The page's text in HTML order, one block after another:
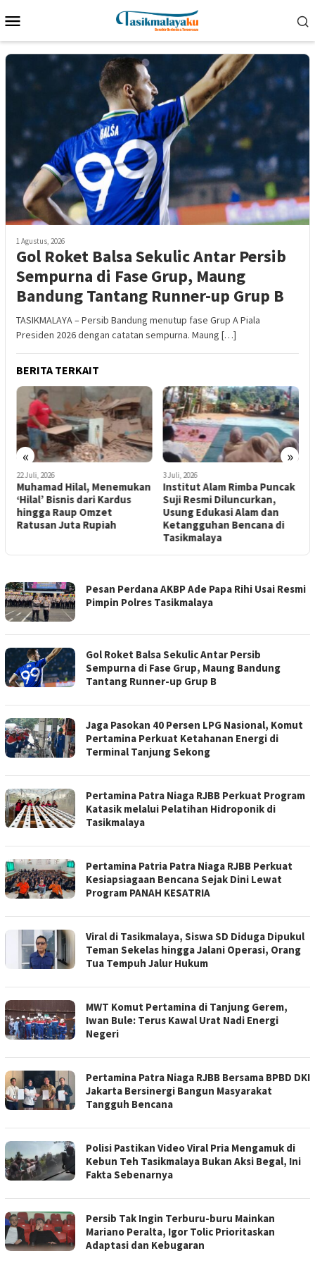
ke
Mobile
1 Agustus, 2026
Gol Roket Balsa Sekulic Antar Persib
Sempurna di Fase Grup, Maung
Bandung Tantang Runner-up Grup B
TASIKMALAYA – Persib Bandung menutup fase Grup A Piala
Presiden 2026 dengan catatan sempurna. Maung […]
BERITA TERKAIT
« »
Institut Alam Rimba Puncak
Suji Resmi Diluncurkan,
Usung Edukasi Alam dan
Ketangguhan Bencana di
Polisi Dalami Dugaan
Penyekapan
Koperasi di
Korban Anak Berusia
Tahun
TASIKMALAYA
KU
Pesan Perdana AKBP Ade Papa Rihi Usai Resmi
Pimpin Polres Tasikmalaya
Gol Roket Balsa Sekulic Antar Persib
Sempurna di Fase Grup, Maung Bandung
Tantang Runner-up Grup B
Jaga Pasokan 40 Persen LPG Nasional, Komut
Pertamina Perkuat Ketahanan Energi di
Terminal Tanjung Sekong
Pertamina Patra Niaga RJBB Perkuat Program
Katasik melalui Pelatihan Hidroponik di
Tasikmalaya
Pertamina Patria Patra Niaga RJBB Perkuat
Kesiapsiagaan Bencana Sejak Dini Lewat
Program PANAH KESATRIA
Viral di Tasikmalaya, Siswa SD Diduga Dipukul
Teman Sekelas hingga Jalani Operasi, Orang
Tua Tempuh Jalur Hukum
MWT Komut Pertamina di Tanjung Gerem,
Iwan Bule: Terus Kawal Urat Nadi Energi
Negeri
Pertamina Patra Niaga RJBB Bersama BPBD DKI
Jakarta Bersinergi Bangun Masyarakat
Tangguh Bencana
Polisi Pastikan Video Viral Pria Mengamuk di
Kebun Teh Tasikmalaya Bukan Aksi Begal, Ini
Fakta Sebenarnya
Persib Tak Ingin Terburu-buru Mainkan
Mariano Peralta, Igor Tolic Prioritaskan
Adaptasi dan Kebugaran